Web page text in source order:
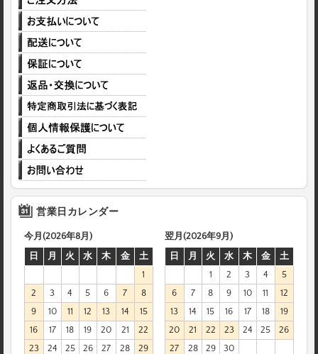
営業日カレンダー
今月(2026年8月)
日
月 火 水 木 金
土
1
2
3 4 5 6 7
8
9
10 11 12 13 14
15
16
17 18 19 20 21
22
23
24 25 26 27 28
29
翌月(2026年9月)
日
月 火 水 木 金
土
1
2 3 4
5
6
7 8 9 10 11
12
13
14 15 16 17 18
19
20
21 22 23 24 25
26
27
28 29 30